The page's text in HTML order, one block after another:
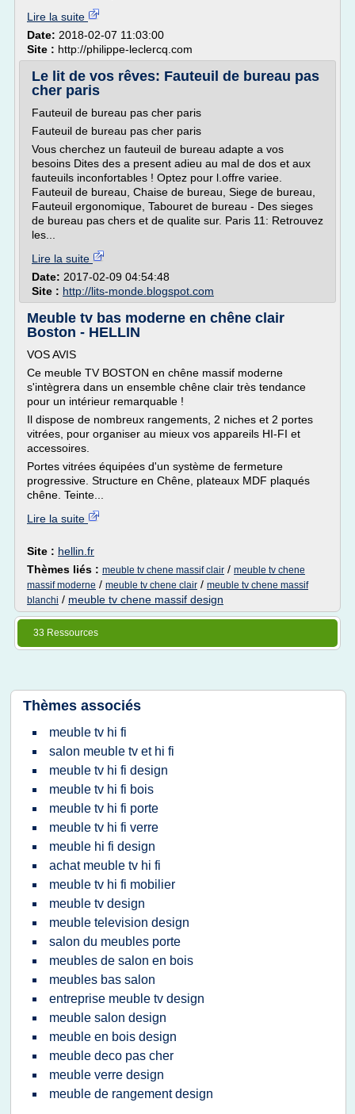
Lire la suite
Date: 2018-02-07 11:03:00
Site : http://philippe-leclercq.com
Le lit de vos rêves: Fauteuil de bureau pas
cher paris
Fauteuil de bureau pas cher paris
Fauteuil de bureau pas cher paris
Vous cherchez un fauteuil de bureau adapte a vos
besoins Dites des a present adieu au mal de dos et aux
fauteuils inconfortables ! Optez pour l.offre variee.
Fauteuil de bureau, Chaise de bureau, Siege de bureau,
Fauteuil ergonomique, Tabouret de bureau - Des sieges
de bureau pas chers et de qualite sur. Paris 11: Retrouvez
les...
Lire la suite
Date: 2017-02-09 04:54:48
Site : http://lits-monde.blogspot.com
Meuble tv bas moderne en chêne clair
Boston - HELLIN
VOS AVIS
Ce meuble TV BOSTON en chêne massif moderne
s'intègrera dans un ensemble chêne clair très tendance
pour un intérieur remarquable !
Il dispose de nombreux rangements, 2 niches et 2 portes
vitrées, pour organiser au mieux vos appareils HI-FI et
accessoires.
Portes vitrées équipées d'un système de fermeture
progressive. Structure en Chêne, plateaux MDF plaqués
chêne. Teinte...
Lire la suite
Site : hellin.fr
Thèmes liés : meuble tv chene massif clair / meuble tv chene
massif moderne / meuble tv chene clair / meuble tv chene massif
blanchi / meuble tv chene massif design
33 Ressources
Thèmes associés
meuble tv hi fi
salon meuble tv et hi fi
meuble tv hi fi design
meuble tv hi fi bois
meuble tv hi fi porte
meuble tv hi fi verre
meuble hi fi design
achat meuble tv hi fi
meuble tv hi fi mobilier
meuble tv design
meuble television design
salon du meubles porte
meubles de salon en bois
meubles bas salon
entreprise meuble tv design
meuble salon design
meuble en bois design
meuble deco pas cher
meuble verre design
meuble de rangement design